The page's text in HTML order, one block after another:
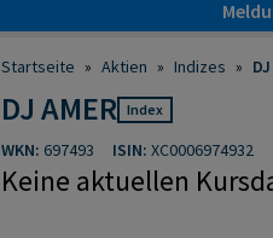
Startseite » Aktien » Indizes »
DJ AMER Index
WKN: 697493 ISIN: XC0006974932
Keine aktuellen